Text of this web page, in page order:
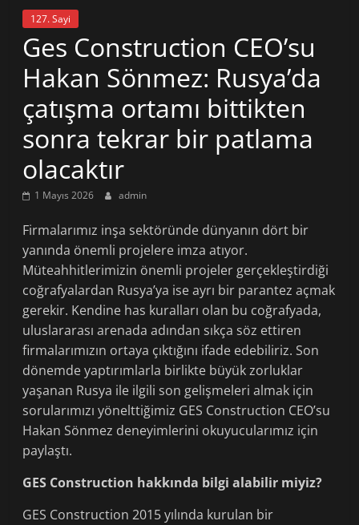
127. Sayi
Ges Construction CEO’su
Hakan Sönmez: Rusya’da
çatışma ortamı bittikten
sonra tekrar bir patlama
olacaktır
1 Mayıs 2026 admin
Firmalarımız inşa sektöründe dünyanın dört bir
yanında önemli projelere imza atıyor.
Müteahhitlerimizin önemli projeler gerçekleştirdiği
coğrafyalardan Rusya’ya ise ayrı bir parantez açmak
gerekir. Kendine has kuralları olan bu coğrafyada,
uluslararası arenada adından sıkça söz ettiren
firmalarımızın ortaya çıktığını ifade edebiliriz. Son
dönemde yaptırımlarla birlikte büyük zorluklar
yaşanan Rusya ile ilgili son gelişmeleri almak için
sorularımızı yönelttiğimiz GES Construction CEO’su
Hakan Sönmez deneyimlerini okuyucularımız için
paylaştı.
GES Construction hakkında bilgi alabilir miyiz?
GES Construction 2015 yılında kurulan bir